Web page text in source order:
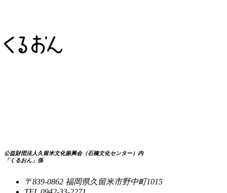
公益財団法人久留米文化振興会（石橋文化センター）内
「くるおん」係
〒839-0862 福岡県久留米市野中町1015